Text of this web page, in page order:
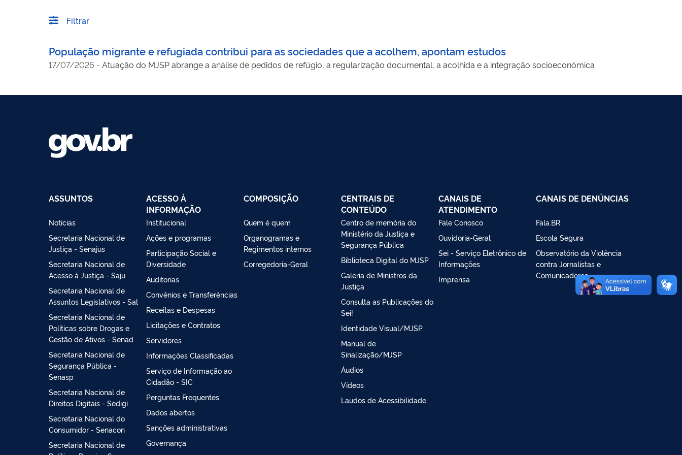
Filtrar
População migrante e refugiada contribui para as sociedades que a acolhem, apontam estudos
17/07/2026 - Atuação do MJSP abrange a análise de pedidos de refúgio, a regularização documental, a acolhida e a integração socioeconômica
ASSUNTOS
Notícias
Secretaria Nacional de
Justiça - Senajus
Secretaria Nacional de
Acesso à Justiça - Saju
Secretaria Nacional de
Assuntos Legislativos - Sal
Secretaria Nacional de
Políticas sobre Drogas e
Gestão de Ativos - Senad
Secretaria Nacional de
Segurança Pública -
Senasp
Secretaria Nacional de
Direitos Digitais - Sedigi
Secretaria Nacional do
Consumidor - Senacon
Secretaria Nacional de
ACESSO À
INFORMAÇÃO
Institucional
Ações e programas
Participação Social e
Diversidade
Auditorias
Convênios e Transferências
Receitas e Despesas
Licitações e Contratos
Servidores
Informações Classificadas
Serviço de Informação ao
Cidadão - SIC
Perguntas Frequentes
Dados abertos
Sanções administrativas
Governança
COMPOSIÇÃO
Quem é quem
Organogramas e
Regimentos internos
Corregedoria-Geral
CENTRAIS DE
CONTEÚDO
Centro de memória do
Ministério da Justiça e
Segurança Pública
Biblioteca Digital do MJSP
Galeria de Ministros da
Justiça
Consulta as Publicações do
Sei!
Identidade Visual/MJSP
Manual de
Sinalização/MJSP
Áudios
Vídeos
Laudos de Acessibilidade
CANAIS DE
ATENDIMENTO
Fale Conosco
Ouvidoria-Geral
Sei - Serviço Eletrônico de
Informações
Imprensa
CANAIS DE DENÚNCIAS
Fala.BR
Escola Segura
Observatório da Violência
contra Jornalistas e
Comunicadores